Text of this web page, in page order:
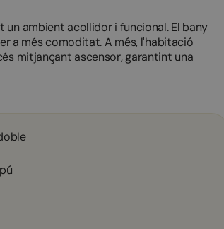
ambient acollidor i funcional. El bany
a més comoditat. A més, l'habitació
mitjançant ascensor, garantint una